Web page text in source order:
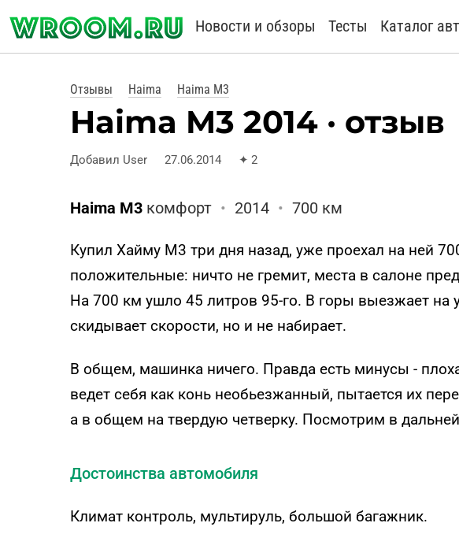
Новости и обзоры Тесты Каталог
Отзывы Haima Haima M3
Haima M3 2014 · отзыв
Добавил User 27.06.2014 ✦ 2
Haima M3 комфорт • 2014 • 700 км
Купил Хайму М3 три дня назад, уже проехал на ней
положительные: ничто не гремит, места в салоне
На 700 км ушло 45 литров 95-го. В горы выезжает на
скидывает скорости, но и не набирает.
В общем, машинка ничего. Правда есть минусы -
ведет себя как конь необьезжанный, пытается их
а в общем на твердую четверку. Посмотрим в
Достоинства автомобиля
Климат контроль, мультируль, большой багажник.